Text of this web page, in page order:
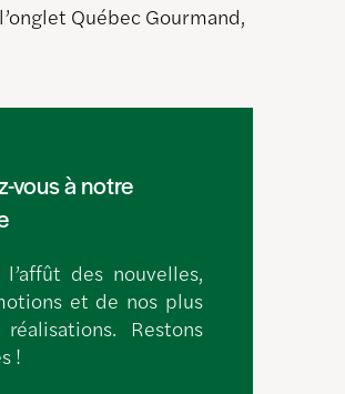
Québec Gourmand,
vous à notre
l’affût des nouvelles,
et de nos plus
réalisations. Restons
!